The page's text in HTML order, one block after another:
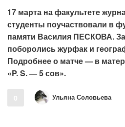
17 марта на факультете
студенты поучаствовали в
памяти Василия ПЕСКОВА.
поборолись журфак и
Подробнее о матче — в
«P. S. — 5 сов».
0 Ульяна Соловьева